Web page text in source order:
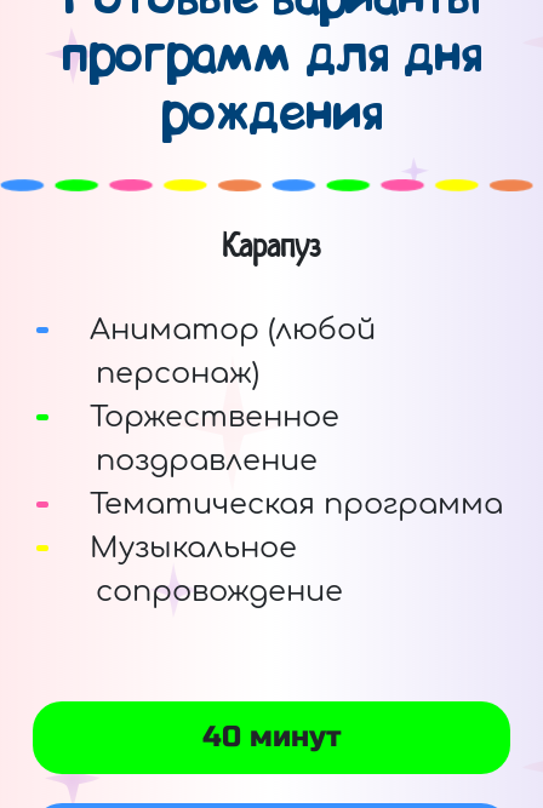
программ для дня
рождения
Карапуз
Аниматор (любой
персонаж)
Торжественное
поздравление
Тематическая программа
Музыкальное
сопровождение
40 минут